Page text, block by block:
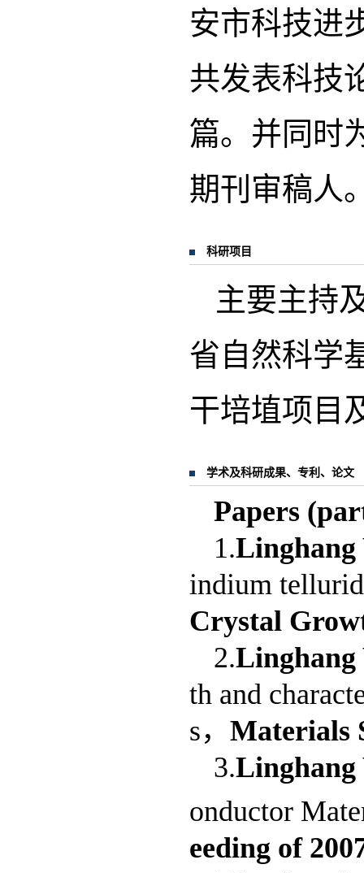
安市科技进
共发表科技
篇。并同时
期刊审稿人
科研项目
主要主持
省自然科学
干培埴项目
学术及科研成果、专利、论文
Papers
1.Linghang
indium
Crystal
2.Linghang
th and
s， Materials
3.Linghang
onductor
eeding of